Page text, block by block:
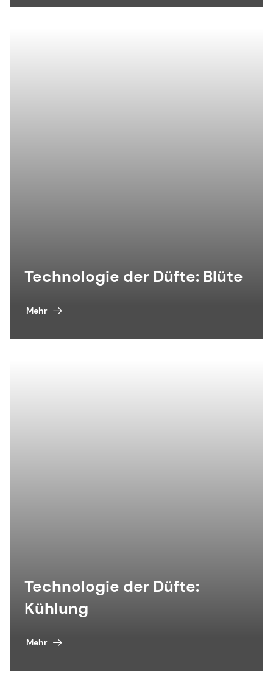
Technologie der Düfte: Blüte
Mehr
Technologie der Düfte:
Kühlung
Mehr